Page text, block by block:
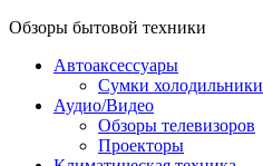
Обзоры бытовой техники
Автоаксессуары
Сумки холодильники
Аудио/Видео
Обзоры телевизоров
Проекторы